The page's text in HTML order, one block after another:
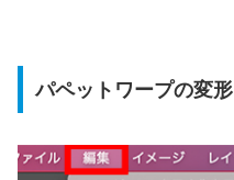
パペットワープの変形